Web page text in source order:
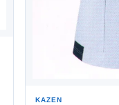
KAZEN